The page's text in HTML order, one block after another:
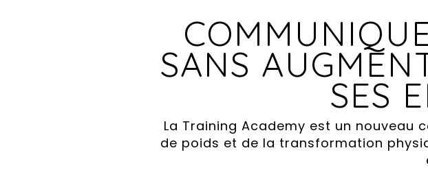
SANS
SES
La Training Academy est un
de poids et de la transformation